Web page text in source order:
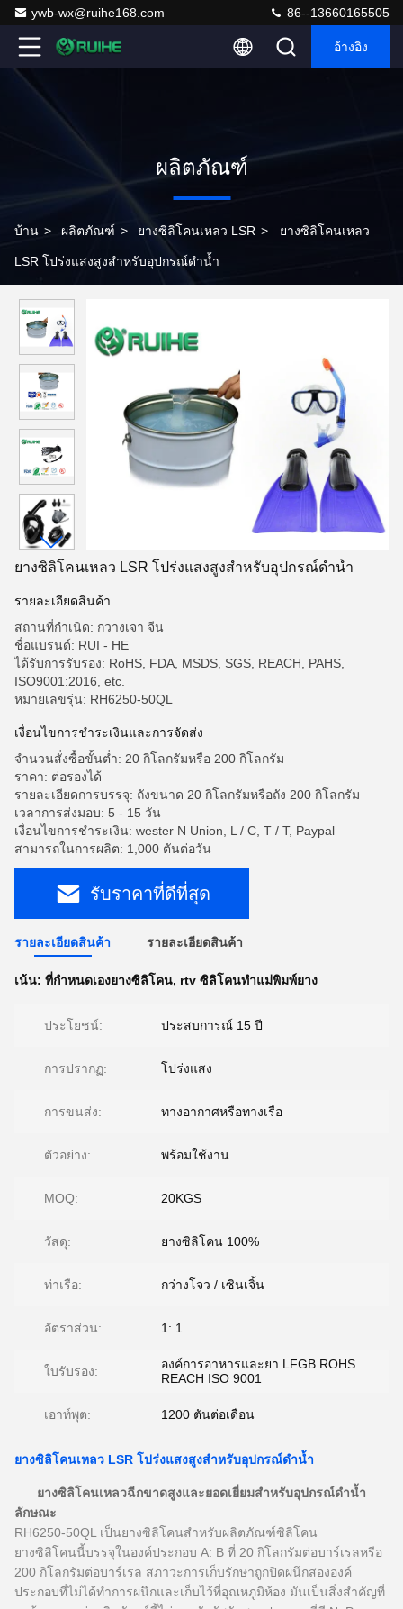
ywb-wx@ruihe168.com 86--13660165505
อ้างอิง
ผลิตภัณฑ์
บ้าน > ผลิตภัณฑ์ > ยางซิลิโคนเหลว LSR > ยางซิลิโคนเหลว
LSR โปร่งแสงสูงสำหรับอุปกรณ์ดำน้ำ
ยางซิลิโคนเหลว LSR โปร่งแสงสูงสำหรับอุปกรณ์ดำน้ำ
รายละเอียดสินค้า
สถานที่กำเนิด: กวางเจา จีน
ชื่อแบรนด์: RUI - HE
ได้รับการรับรอง: RoHS, FDA, MSDS, SGS, REACH, PAHS,
ISO9001:2016, etc.
หมายเลขรุ่น: RH6250-50QL
เงื่อนไขการชำระเงินและการจัดส่ง
จำนวนสั่งซื้อขั้นต่ำ: 20 กิโลกรัมหรือ 200 กิโลกรัม
ราคา: ต่อรองได้
รายละเอียดการบรรจุ: ถังขนาด 20 กิโลกรัมหรือถัง 200 กิโลกรัม
เวลาการส่งมอบ: 5 - 15 วัน
เงื่อนไขการชำระเงิน: wester N Union, L / C, T / T, Paypal
สามารถในการผลิต: 1,000 ตันต่อวัน
รับราคาที่ดีที่สุด
รายละเอียดสินค้า รายละเอียดสินค้า
เน้น: ที่กำหนดเองยางซิลิโคน, rtv ซิลิโคนทำแม่พิมพ์ยาง
ประโยชน์: ประสบการณ์ 15 ปี
การปรากฏ: โปร่งแสง
การขนส่ง: ทางอากาศหรือทางเรือ
ตัวอย่าง: พร้อมใช้งาน
MOQ: 20KGS
วัสดุ: ยางซิลิโคน 100%
ท่าเรือ: กว่างโจว / เซินเจิ้น
อัตราส่วน: 1: 1
ใบรับรอง:
องค์การอาหารและยา LFGB ROHS
REACH ISO 9001
เอาท์พุต: 1200 ตันต่อเดือน
ยางซิลิโคนเหลว LSR โปร่งแสงสูงสำหรับอุปกรณ์ดำน้ำ
ยางซิลิโคนเหลวฉีกขาดสูงและยอดเยี่ยมสำหรับอุปกรณ์ดำน้ำ
ลักษณะ
RH6250-50QL เป็นยางซิลิโคนสำหรับผลิตภัณฑ์ซิลิโคน
ยางซิลิโคนนี้บรรจุในองค์ประกอบ A: B ที่ 20 กิโลกรัมต่อบาร์เรลหรือ
200 กิโลกรัมต่อบาร์เรล สภาวะการเก็บรักษาถูกปิดผนึกสององค์
ประกอบที่ไม่ได้ทำการผนึกและเก็บไว้ที่อุณหภูมิห้อง มันเป็นสิ่งสำคัญที่